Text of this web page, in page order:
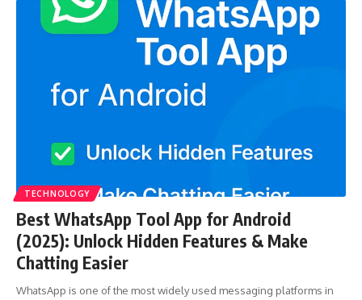
TECHNOLOGY
Best WhatsApp Tool App for Android
(2025): Unlock Hidden Features & Make
Chatting Easier
WhatsApp is one of the most widely used messaging platforms in